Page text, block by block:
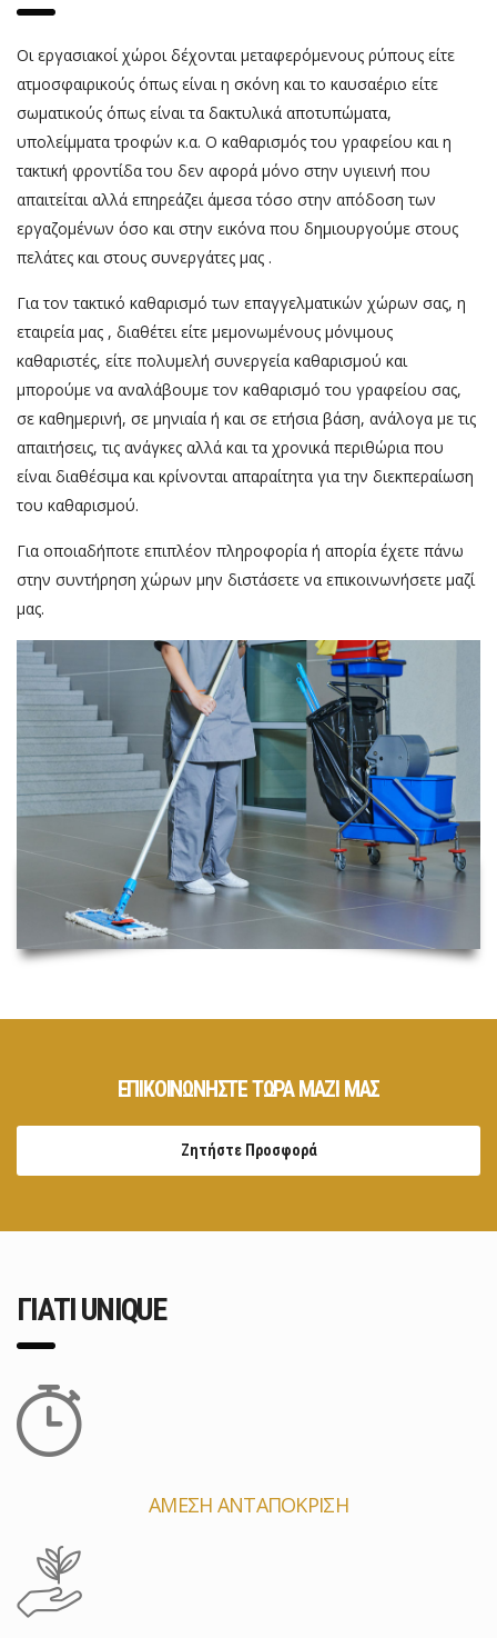
Οι εργασιακοί χώροι δέχονται μεταφερόμενους ρύπους είτε
ατμοσφαιρικούς όπως είναι η σκόνη και το καυσαέριο είτε
σωματικούς όπως είναι τα δακτυλικά αποτυπώματα,
υπολείμματα τροφών κ.α. Ο καθαρισμός του γραφείου και η
τακτική φροντίδα του δεν αφορά μόνο στην υγιεινή που
απαιτείται αλλά επηρεάζει άμεσα τόσο στην απόδοση των
εργαζομένων όσο και στην εικόνα που δημιουργούμε στους
πελάτες και στους συνεργάτες μας .
Για τον τακτικό καθαρισμό των επαγγελματικών χώρων σας, η
εταιρεία μας , διαθέτει είτε μεμονωμένους μόνιμους
καθαριστές, είτε πολυμελή συνεργεία καθαρισμού και
μπορούμε να αναλάβουμε τον καθαρισμό του γραφείου σας,
σε καθημερινή, σε μηνιαία ή και σε ετήσια βάση, ανάλογα με τις
απαιτήσεις, τις ανάγκες αλλά και τα χρονικά περιθώρια που
είναι διαθέσιμα και κρίνονται απαραίτητα για την διεκπεραίωση
του καθαρισμού.
Για οποιαδήποτε επιπλέον πληροφορία ή απορία έχετε πάνω
στην συντήρηση χώρων μην διστάσετε να επικοινωνήσετε μαζί
μας.
ΕΠΙΚΟΙΝΩΝΗΣΤΕ ΤΩΡΑ ΜΑΖΙ ΜΑΣ
Ζητήστε Προσφορά
ΓΙΑΤΙ UNIQUE
ΑΜΕΣΗ ΑΝΤΑΠΟΚΡΙΣΗ